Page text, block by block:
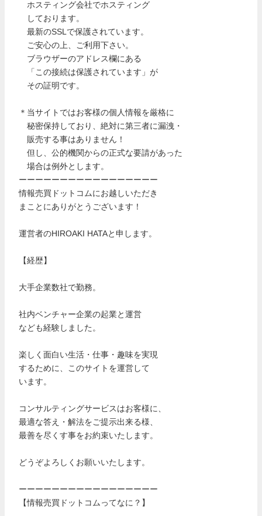
ホスティング会社でホスティング
しております。
最新のSSLで保護されています。
ご安心の上、ご利用下さい。
ブラウザーのアドレス欄にある
「この接続は保護されています」が
その証明です。
＊当サイトではお客様の個人情報を厳格に
秘密保持しており、絶対に第三者に漏洩・
販売する事はありません！
但し、公的機関からの正式な要請があった
場合は例外とします。
ーーーーーーーーーーーーーーーーー
情報売買ドットコムにお越しいただき
まことにありがとうございます！
運営者のHIROAKI HATAと申します。
【経歴】
大手企業数社で勤務。
社内ベンチャー企業の起業と運営
なども経験しました。
楽しく面白い生活・仕事・趣味を実現
するために、このサイトを運営して
います。
コンサルティングサービスはお客様に、
最適な答え・解法をご提示出来る様、
最善を尽くす事をお約束いたします。
どうぞよろしくお願いいたします。
ーーーーーーーーーーーーーーーーー
【情報売買ドットコムってなに？】